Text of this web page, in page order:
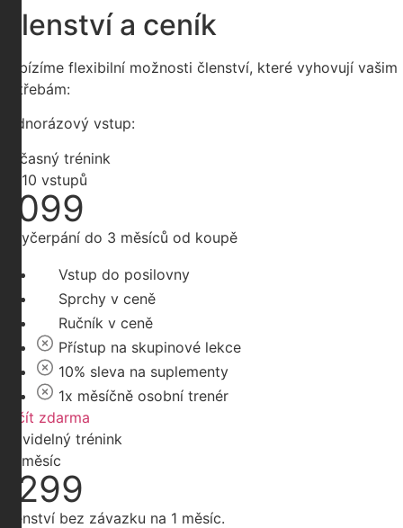
Členství a ceník
Nabízíme flexibilní možnosti členství, které vyhovují vašim
potřebám:
Jednorázový vstup:
Občasný trénink
Kč/10 vstupů
1099
K vyčerpání do 3 měsíců od koupě
Vstup do posilovny
Sprchy v ceně
Ručník v ceně
Přístup na skupinové lekce
10% sleva na suplementy
1x měsíčně osobní trenér
Začít zdarma
Pravidelný trénink
Kč/měsíc
1299
Členství bez závazku na 1 měsíc.